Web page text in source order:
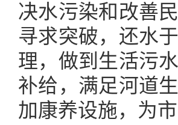
决水污染和改善
寻求突破，还水
理，做到生活污
补给，满足河道
加康养设施，为